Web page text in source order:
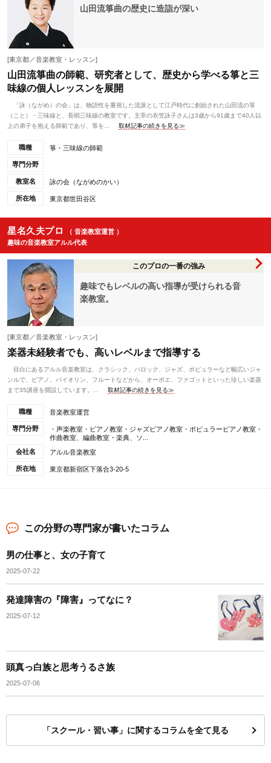
山田流箏曲の歴史に造詣が深い
[東京都／音楽教室・レッスン]
山田流箏曲の師範、研究者として、歴史から学べる箏と三
味線の個人レッスンを展開
「詠（ながめ）の会」は、物語性を重視した流派として江戸時代に創始された山田流の箏
（こと）・三味線と、長唄三味線の教室です。主宰の衣笠詠子さんは3歳から91歳まで40人以
上の弟子を抱える師範であり、箏を...
取材記事の続きを見る≫
職種 箏・三味線の師範
専門分野
教室名 詠の会（ながめのかい）
所在地 東京都世田谷区
星名久夫プロ
（ 音楽教室運営 ）
趣味の音楽教室アルル代表
このプロの一番の強み
趣味でもレベルの高い指導が受けられる音
楽教室。
[東京都／音楽教室・レッスン]
楽器未経験者でも、高いレベルまで指導する
目白にあるアルル音楽教室は、クラシック、バロック、ジャズ、ポピュラーなど幅広いジャ
ンルで、ピアノ、バイオリン、フルートなどから、オーボエ、ファゴットといった珍しい楽器
まで35講座を開設しています。...
取材記事の続きを見る≫
職種 音楽教室運営
専門分野
・声楽教室・ピアノ教室・ジャズピアノ教室・ポピュラーピアノ教室・
作曲教室、編曲教室・楽典、ソ...
会社名
アルル音楽教室
所在地 東京都新宿区下落合3-20-5
この分野の専門家が書いたコラム
男の仕事と、女の子育て
2025-07-22
発達障害の『障害』ってなに？
2025-07-12
頭真っ白族と思考うるさ族
2025-07-06
「スクール・習い事」に関するコラムを全て見る